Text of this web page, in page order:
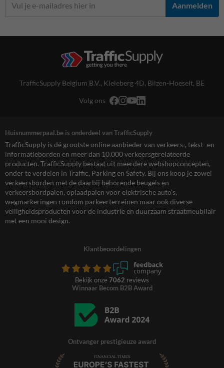
Aanmelden
TrafficSupply Belgium B.V., Kieleberg 4D, Bilzen-Hoeselt, BE
Volg ons
Huisnummerpaal.be is onderdeel van TrafficSupply
TrafficSupply is dé grootste online aanbieder van verkeers-, tekst- en
informatieborden en meer dan 10.000 verkeersgerelateerde
producten. TrafficSupply bestaat uit meerdere webshopconcepten,
onder te verdelen in Traffic, Parking en Safety. Bij ons koop je zowel
verkeersborden met de daarbij behorende beugels en
verkeersbordpalen, oplaadpalen voor elektrische auto’s,
wegmarkeringen rondom parkeerterreinen maar ook diverse
veiligheidsproducten voor de industrie en duurzaam straatmeubilair
met een mooi design.
Klantbeoordelingen
Bekijk onze 7062 reviews
Winnaar Becom B2B Award
Ontvanger prestigieuze award